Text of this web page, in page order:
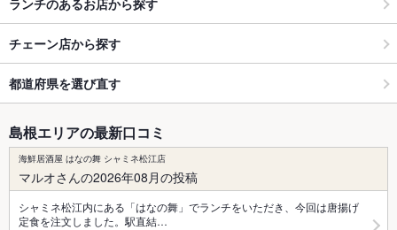
チェーン店から探す
都道府県を選び直す
島根エリアの最新口コミ
海鮮居酒屋 はなの舞 シャミネ松江店
マルオさんの2026年08月の投稿
シャミネ松江内にある「はなの舞」でランチをいただき、今回は唐揚げ
定食を注文しました。駅直結…